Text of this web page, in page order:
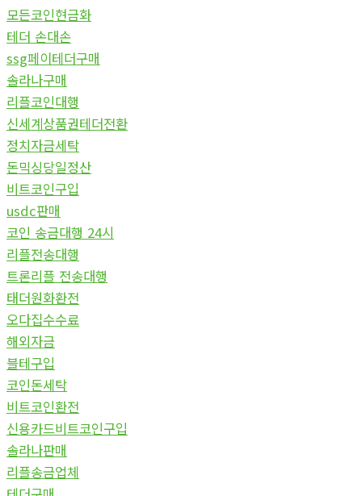
모든코인현금화
테더 손대손
ssg페이테더구매
솔라나구매
리플코인대행
신세계상품권테더전환
정치자금세탁
돈믹싱당일정산
비트코인구입
usdc판매
코인 송금대행 24시
리플전송대행
트론리플 전송대행
태더원화환전
오다집수수료
해외자금
블테구입
코인돈세탁
비트코인환전
신용카드비트코인구입
솔라나판매
리플송금업체